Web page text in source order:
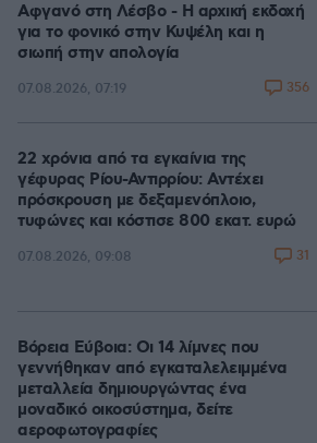
Αφγανό στη Λέσβο - Η αρχική εκδοχή
για το φονικό στην Κυψέλη και η
σιωπή στην απολογία
07.08.2026, 07:19 356
22 χρόνια από τα εγκαίνια της
γέφυρας Ρίου-Αντιρρίου: Αντέχει
πρόσκρουση με δεξαμενόπλοιο,
τυφώνες και κόστισε 800 εκατ. ευρώ
07.08.2026, 09:08 31
Βόρεια Εύβοια: Οι 14 λίμνες που
γεννήθηκαν από εγκαταλελειμμένα
μεταλλεία δημιουργώντας ένα
μοναδικό οικοσύστημα, δείτε
αεροφωτογραφίες